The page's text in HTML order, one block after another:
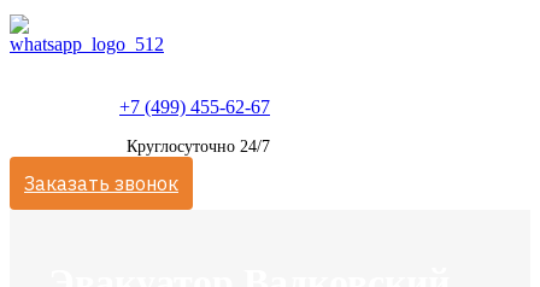
+7 (499) 455-62-67
Круглосуточно 24/7
Заказать звонок